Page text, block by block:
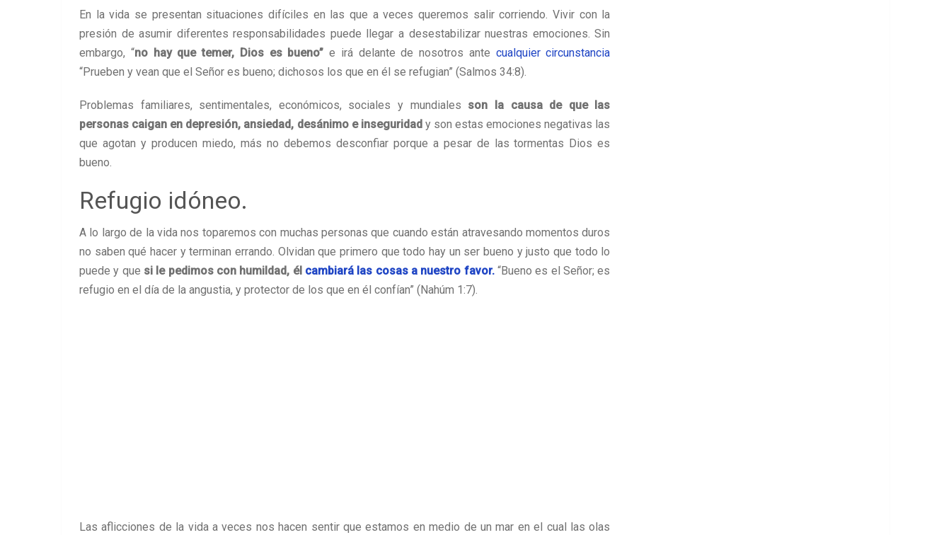
En la vida se presentan situaciones difíciles en las que a veces queremos salir corriendo. Vivir con la
presión de asumir diferentes responsabilidades puede llegar a desestabilizar nuestras emociones. Sin
embargo, “no hay que temer, Dios es bueno”e irá delante de nosotros ante cualquier circunstancia
“Prueben y vean que el Señor es bueno; dichosos los que en él se refugian” (Salmos 34:8).
Problemas familiares, sentimentales, económicos, sociales y mundiales son la causa de que las
personas caigan en depresión, ansiedad, desánimo e inseguridad y son estas emociones negativas las
que agotan y producen miedo, más no debemos desconfiar porque a pesar de las tormentas Dios es
bueno.
Refugio idóneo.
A lo largo de la vida nos toparemos con muchas personas que cuando están atravesando momentos duros
no saben qué hacer y terminan errando. Olvidan que primero que todo hay un ser bueno y justo que todo lo
puede y que si le pedimos con humildad, él cambiará las cosas a nuestro favor.“Bueno es el Señor; es
refugio en el día de la angustia, y protector de los que en él confían” (Nahúm 1:7).
Las aflicciones de la vida a veces nos hacen sentir que estamos en medio de un mar en el cual las olas